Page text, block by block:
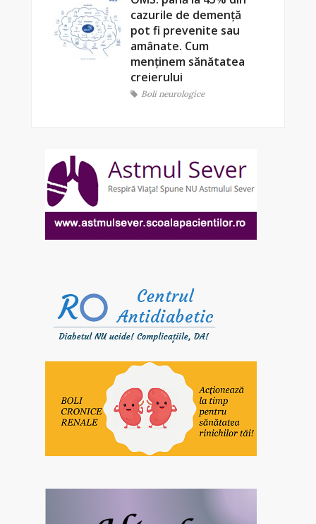
cazurile de demență
pot fi prevenite sau
amânate. Cum
menținem sănătatea
creierului
Boli neurologice